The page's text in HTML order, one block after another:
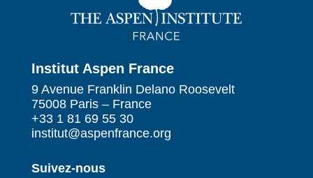
Institut Aspen France
9 Avenue Franklin Delano Roosevelt
75008 Paris – France
+33 1 81 69 55 30
institut@aspenfrance.org
Suivez-nous